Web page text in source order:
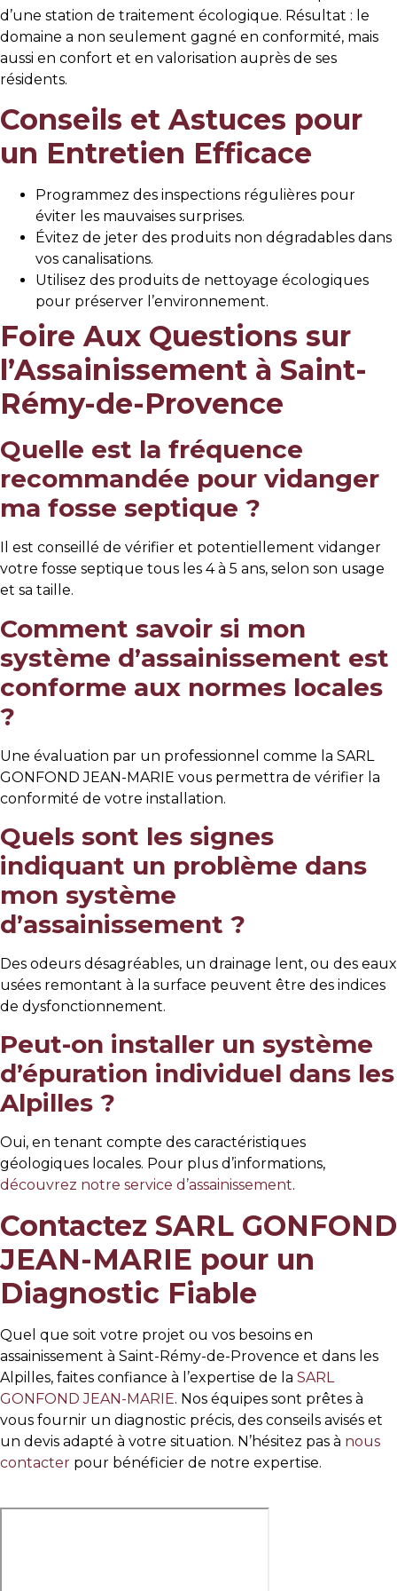
d’une station de traitement écologique. Résultat : le
domaine a non seulement gagné en conformité, mais
aussi en confort et en valorisation auprès de ses
résidents.
Conseils et Astuces pour
un Entretien Efficace
Programmez des inspections régulières pour
éviter les mauvaises surprises.
Évitez de jeter des produits non dégradables dans
vos canalisations.
Utilisez des produits de nettoyage écologiques
pour préserver l’environnement.
Foire Aux Questions sur
l’Assainissement à Saint-
Rémy-de-Provence
Quelle est la fréquence
recommandée pour vidanger
ma fosse septique ?
Il est conseillé de vérifier et potentiellement vidanger
votre fosse septique tous les 4 à 5 ans, selon son usage
et sa taille.
Comment savoir si mon
système d’assainissement est
conforme aux normes locales
?
Une évaluation par un professionnel comme la SARL
GONFOND JEAN-MARIE vous permettra de vérifier la
conformité de votre installation.
Quels sont les signes
indiquant un problème dans
mon système
d’assainissement ?
Des odeurs désagréables, un drainage lent, ou des eaux
usées remontant à la surface peuvent être des indices
de dysfonctionnement.
Peut-on installer un système
d’épuration individuel dans les
Alpilles ?
Oui, en tenant compte des caractéristiques
géologiques locales. Pour plus d’informations,
découvrez notre service d’assainissement.
Contactez SARL GONFOND
JEAN-MARIE pour un
Diagnostic Fiable
Quel que soit votre projet ou vos besoins en
assainissement à Saint-Rémy-de-Provence et dans les
Alpilles, faites confiance à l’expertise de la SARL
GONFOND JEAN-MARIE. Nos équipes sont prêtes à
vous fournir un diagnostic précis, des conseils avisés et
un devis adapté à votre situation. N’hésitez pas à nous
contacter pour bénéficier de notre expertise.